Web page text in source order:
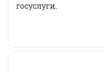
госуслуги.